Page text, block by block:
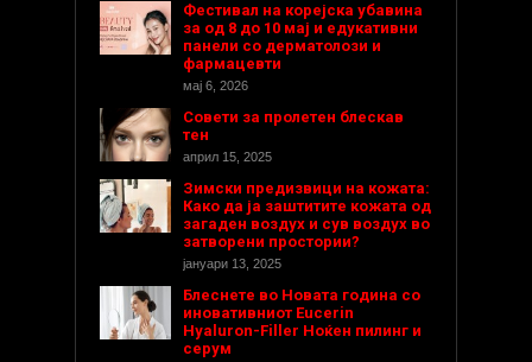
Фестивал на корејска убавина
за од 8 до 10 мај и едукативни
панели со дерматолози и
фармацевти
мај 6, 2026
Совети за пролетен блескав
тен
април 15, 2025
Зимски предизвици на кожата:
Како да ја заштитите кожата од
загаден воздух и сув воздух во
затворени простории?
јануари 13, 2025
Блеснете во Новата година со
иновативниот Eucerin
Hyaluron-Filler Ноќен пилинг и
серум